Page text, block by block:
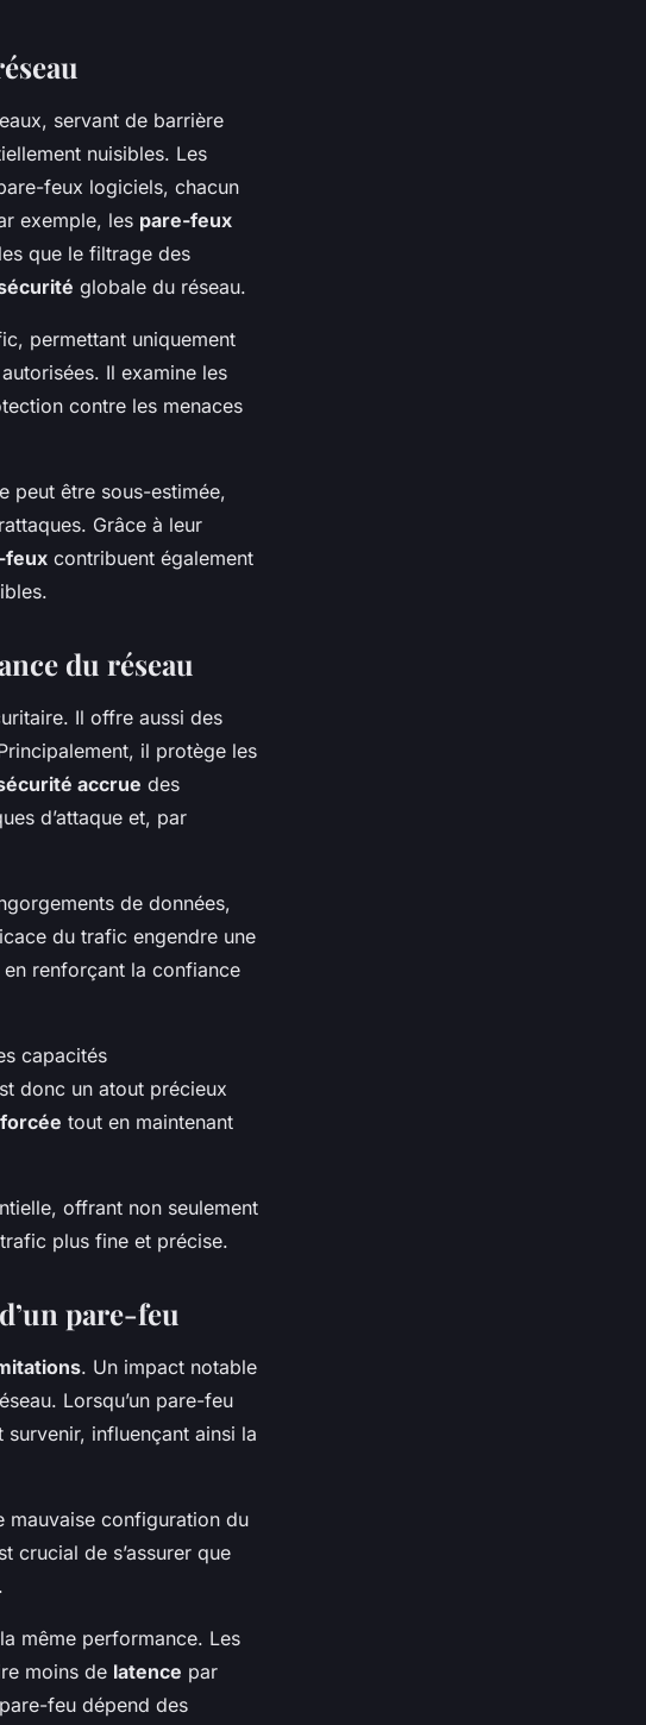
servant de barrière
nuisibles. Les
feux logiciels, chacun
exemple, les pare-feux
que le filtrage des
globale du réseau.
permettant uniquement
Il examine les
contre les menaces
peut être sous-estimée,
Grâce à leur
feux contribuent également
du réseau
Il offre aussi des
il protège les
accrue des
d’attaque et, par
de données,
du trafic engendre une
renforçant la confiance
capacités
donc un atout précieux
tout en maintenant
offrant non seulement
plus fine et précise.
pare-feu
. Un impact notable
Lorsqu’un pare-feu
influençant ainsi la
mauvaise configuration du
crucial de s’assurer que
même performance. Les
moins de latence par
feu dépend des